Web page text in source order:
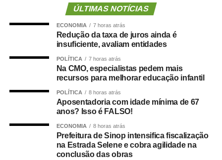
de acompanhamento e rastreio dos recursos públicos
O deputado estadual Carlos Giannazi (PSOL-SP), que
também é professor, afirmou que a qualidade da
educação infantil passa pela discussão de vários temas,
como piso salarial dos docentes, concurso público,
recursos públicos para organizações sociais, o que
promoveria uma “terceirização da educação”. Segundo o
deputado, o dinheiro público precisa ser investido pelos
ÚLTIMAS NOTÍCIAS
ECONOMIA 7 horas atrás
Redução da taxa de juros ainda é
insuficiente, avaliam entidades
POLÍTICA 7 horas atrás
Na CMO, especialistas pedem mais
recursos para melhorar educação infantil
POLÍTICA 8 horas atrás
Aposentadoria com idade mínima de 67
anos? Isso é FALSO!
ECONOMIA 8 horas atrás
Prefeitura de Sinop intensifica fiscalização
na Estrada Selene e cobra agilidade na
conclusão das obras